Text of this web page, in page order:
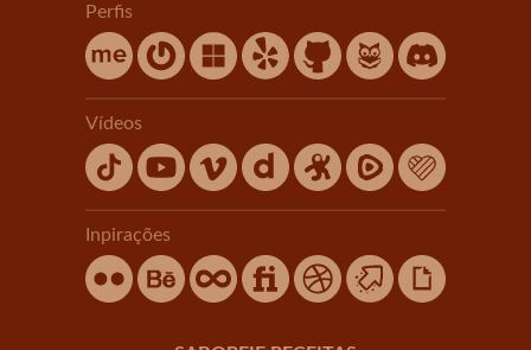
Perfis
Vídeos
Inpirações